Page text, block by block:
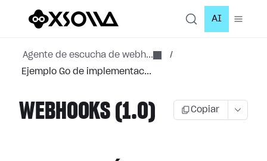
AI
Agente de escucha de webh...
/
Ejemplo Go de implementac...
WEBHOOKS (1.0) Copiar